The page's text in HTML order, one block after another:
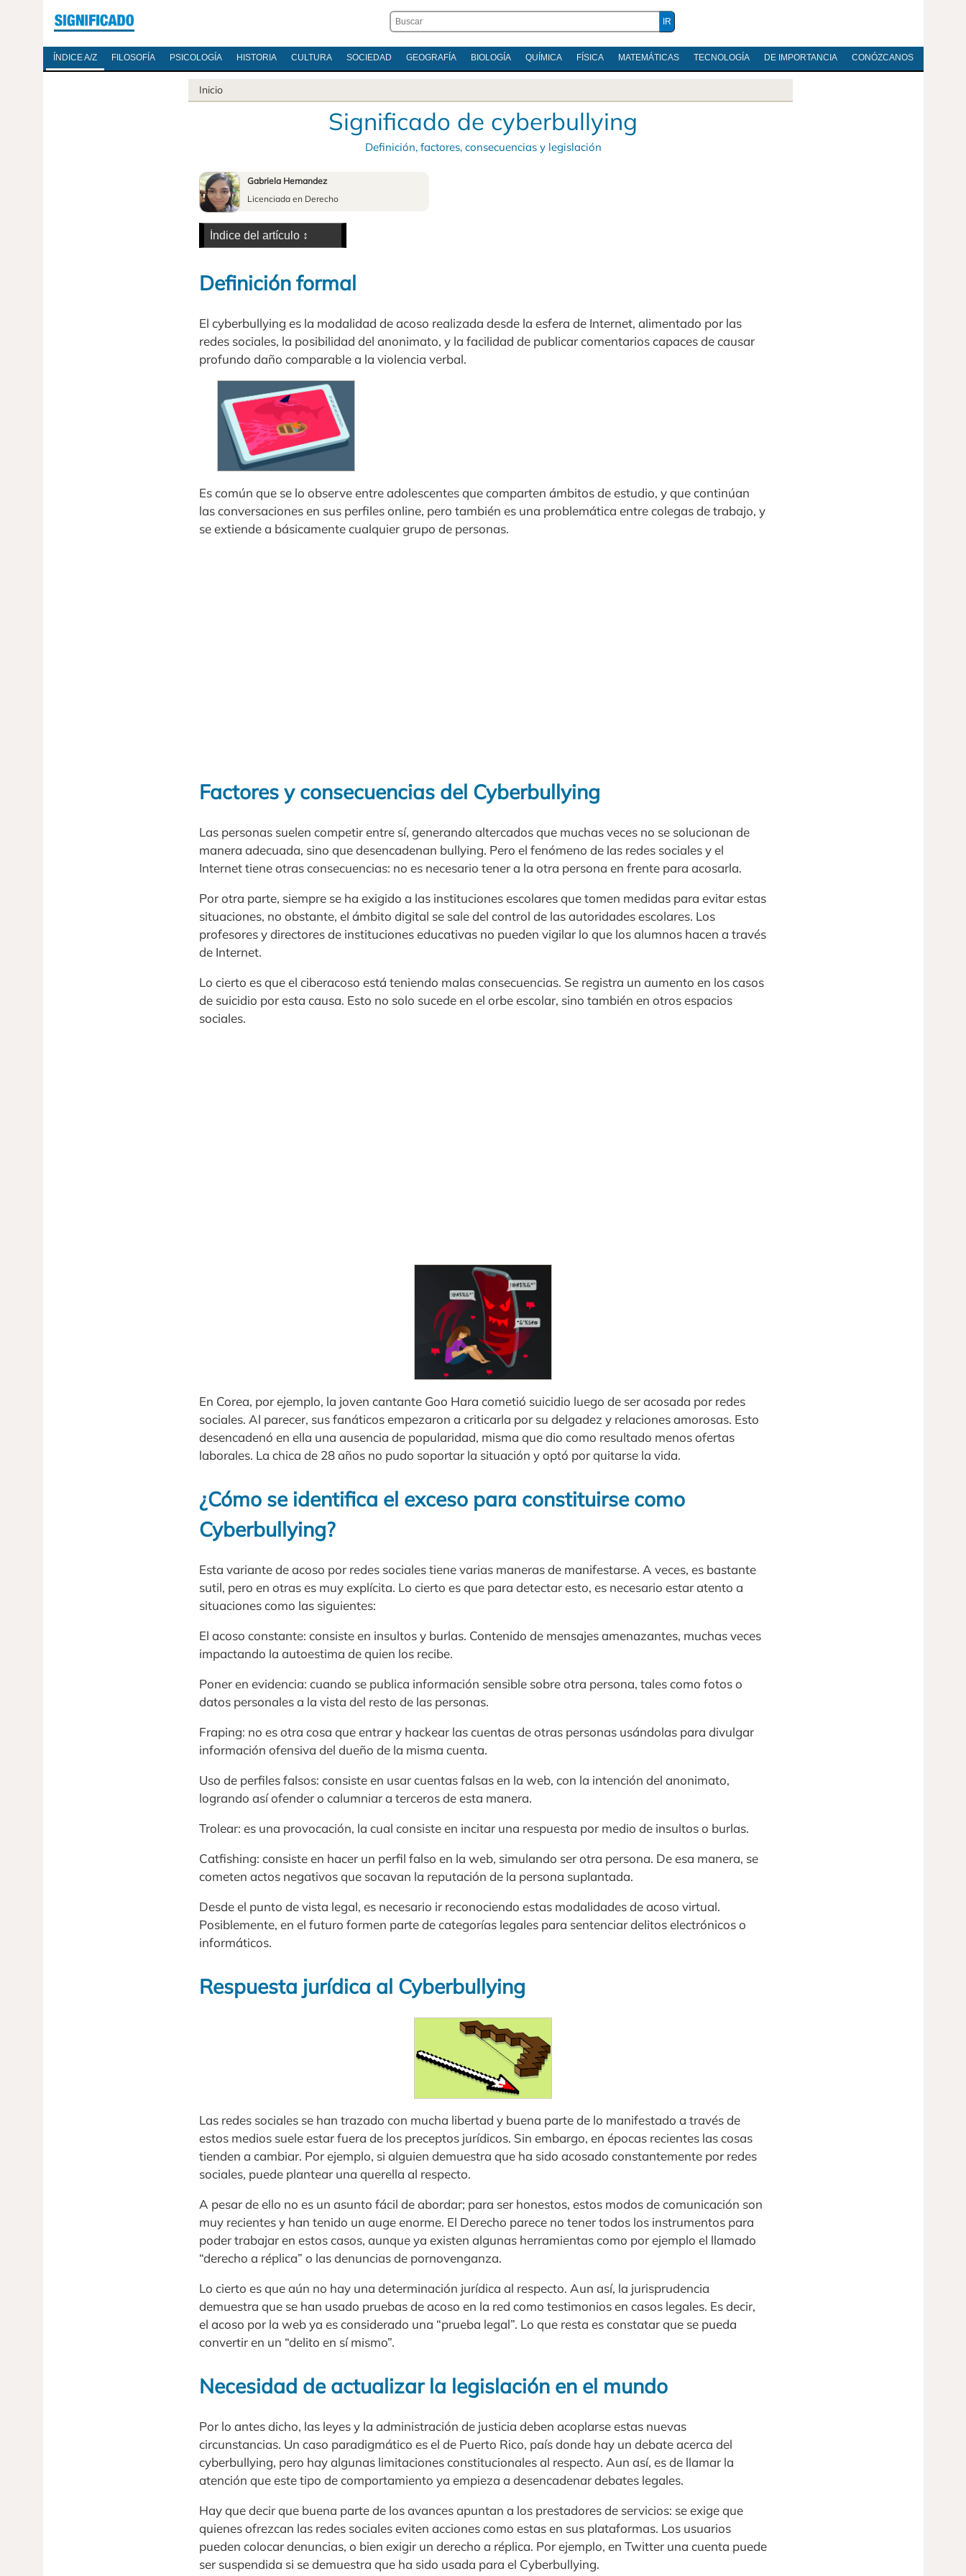
ÍNDICE A/Z FILOSOFÍA PSICOLOGÍA HISTORIA CULTURA SOCIEDAD GEOGRAFÍA BIOLOGÍA QUÍMICA FÍSICA MATEMÁTICAS TECNOLOGÍA DE IMPORTANCIA CONÓZCANOS
Inicio
Significado de cyberbullying
Definición, factores, consecuencias y legislación
Gabriela Hernandez
Licenciada en Derecho
Definición formal
El cyberbullying es la modalidad de acoso realizada desde la esfera de Internet, alimentado por las
redes sociales, la posibilidad del anonimato, y la facilidad de publicar comentarios capaces de causar
profundo daño comparable a la violencia verbal.
Es común que se lo observe entre adolescentes que comparten ámbitos de estudio, y que continúan
las conversaciones en sus perfiles online, pero también es una problemática entre colegas de trabajo, y
se extiende a básicamente cualquier grupo de personas.
Factores y consecuencias del Cyberbullying
Las personas suelen competir entre sí, generando altercados que muchas veces no se solucionan de
manera adecuada, sino que desencadenan bullying. Pero el fenómeno de las redes sociales y el
Internet tiene otras consecuencias: no es necesario tener a la otra persona en frente para acosarla.
Por otra parte, siempre se ha exigido a las instituciones escolares que tomen medidas para evitar estas
situaciones, no obstante, el ámbito digital se sale del control de las autoridades escolares. Los
profesores y directores de instituciones educativas no pueden vigilar lo que los alumnos hacen a través
de Internet.
Lo cierto es que el ciberacoso está teniendo malas consecuencias. Se registra un aumento en los casos
de suicidio por esta causa. Esto no solo sucede en el orbe escolar, sino también en otros espacios
sociales.
En Corea, por ejemplo, la joven cantante Goo Hara cometió suicidio luego de ser acosada por redes
sociales. Al parecer, sus fanáticos empezaron a criticarla por su delgadez y relaciones amorosas. Esto
desencadenó en ella una ausencia de popularidad, misma que dio como resultado menos ofertas
laborales. La chica de 28 años no pudo soportar la situación y optó por quitarse la vida.
¿Cómo se identifica el exceso para constituirse como
Cyberbullying?
Esta variante de acoso por redes sociales tiene varias maneras de manifestarse. A veces, es bastante
sutil, pero en otras es muy explícita. Lo cierto es que para detectar esto, es necesario estar atento a
situaciones como las siguientes:
El acoso constante: consiste en insultos y burlas. Contenido de mensajes amenazantes, muchas veces
impactando la autoestima de quien los recibe.
Poner en evidencia: cuando se publica información sensible sobre otra persona, tales como fotos o
datos personales a la vista del resto de las personas.
Fraping: no es otra cosa que entrar y hackear las cuentas de otras personas usándolas para divulgar
información ofensiva del dueño de la misma cuenta.
Uso de perfiles falsos: consiste en usar cuentas falsas en la web, con la intención del anonimato,
logrando así ofender o calumniar a terceros de esta manera.
Trolear: es una provocación, la cual consiste en incitar una respuesta por medio de insultos o burlas.
Catfishing: consiste en hacer un perfil falso en la web, simulando ser otra persona. De esa manera, se
cometen actos negativos que socavan la reputación de la persona suplantada.
Desde el punto de vista legal, es necesario ir reconociendo estas modalidades de acoso virtual.
Posiblemente, en el futuro formen parte de categorías legales para sentenciar delitos electrónicos o
informáticos.
Respuesta jurídica al Cyberbullying
Las redes sociales se han trazado con mucha libertad y buena parte de lo manifestado a través de
estos medios suele estar fuera de los preceptos jurídicos. Sin embargo, en épocas recientes las cosas
tienden a cambiar. Por ejemplo, si alguien demuestra que ha sido acosado constantemente por redes
sociales, puede plantear una querella al respecto.
A pesar de ello no es un asunto fácil de abordar; para ser honestos, estos modos de comunicación son
muy recientes y han tenido un auge enorme. El Derecho parece no tener todos los instrumentos para
poder trabajar en estos casos, aunque ya existen algunas herramientas como por ejemplo el llamado
“derecho a réplica” o las denuncias de pornovenganza.
Lo cierto es que aún no hay una determinación jurídica al respecto. Aun así, la jurisprudencia
demuestra que se han usado pruebas de acoso en la red como testimonios en casos legales. Es decir,
el acoso por la web ya es considerado una “prueba legal”. Lo que resta es constatar que se pueda
convertir en un “delito en sí mismo”.
Necesidad de actualizar la legislación en el mundo
Por lo antes dicho, las leyes y la administración de justicia deben acoplarse estas nuevas
circunstancias. Un caso paradigmático es el de Puerto Rico, país donde hay un debate acerca del
cyberbullying, pero hay algunas limitaciones constitucionales al respecto. Aun así, es de llamar la
atención que este tipo de comportamiento ya empieza a desencadenar debates legales.
Hay que decir que buena parte de los avances apuntan a los prestadores de servicios: se exige que
quienes ofrezcan las redes sociales eviten acciones como estas en sus plataformas. Los usuarios
pueden colocar denuncias, o bien exigir un derecho a réplica. Por ejemplo, en Twitter una cuenta puede
ser suspendida si se demuestra que ha sido usada para el Cyberbullying.